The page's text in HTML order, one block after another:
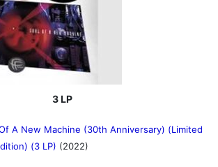
3 LP
A New Machine (30th Anniversary) (Limited
(3 LP) (2022)